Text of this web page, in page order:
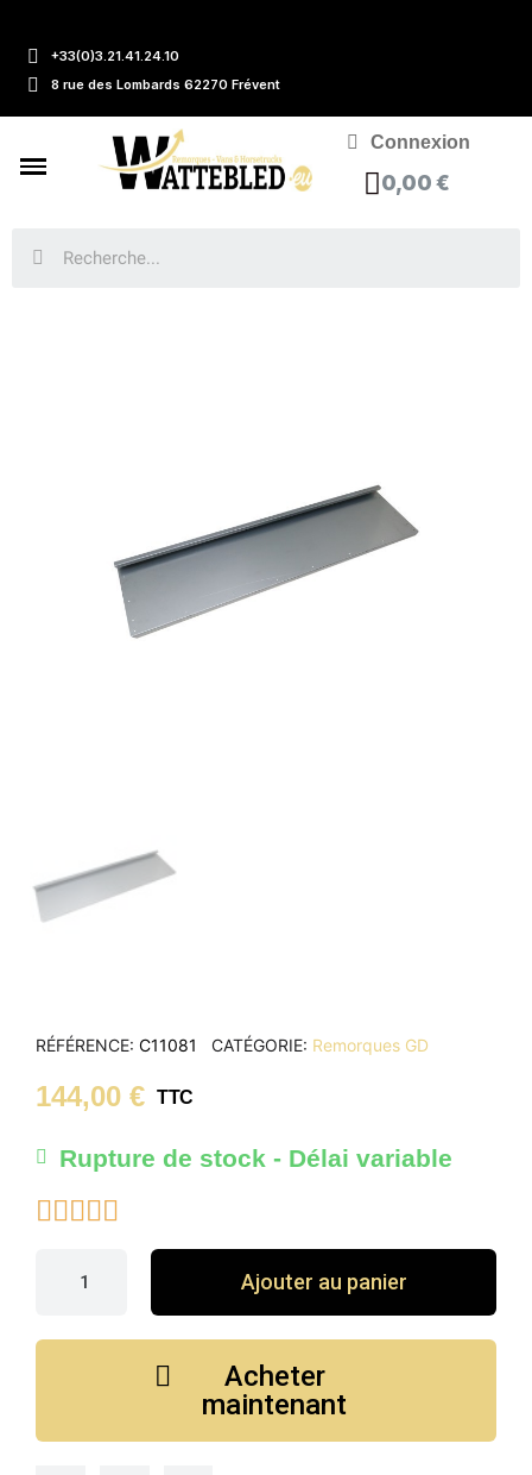
+33(0)3.21.41.24.10
8 rue des Lombards 62270 Frévent
Connexion
0,00 €
RÉFÉRENCE C11081 CATÉGORIE Remorques GD
144,00 € TTC
Rupture de stock - Délai variable

Ajouter au panier
Acheter
maintenant